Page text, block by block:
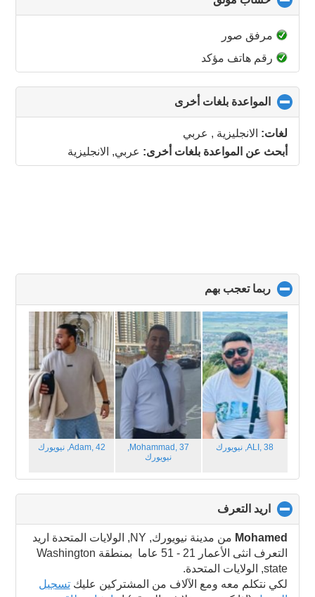
to
مرفق صور
رقم هاتف مؤكد
المواعدة بلغات أخرى
to
contents
لغات: الانجليزية , عربي
أبحث عن المواعدة بلغات أخرى: عربي, الانجليزية
ربما تعجب بهم
to
collapse
contents
ALI, 38, نيويورك
Mohammad, 37,
نيويورك
Adam, 42, نيويورك
اريد التعرف
to
collapse
contents
Mohamed
من مدينة نيويورك, NY, الولايات المتحدة اريد
التعرف انثى الأعمار 21 - 51 عاما بمنطقة Washington
state, الولايات المتحدة.
لكي نتكلم معه ومع الآلاف من المشتركين عليكتسجيل